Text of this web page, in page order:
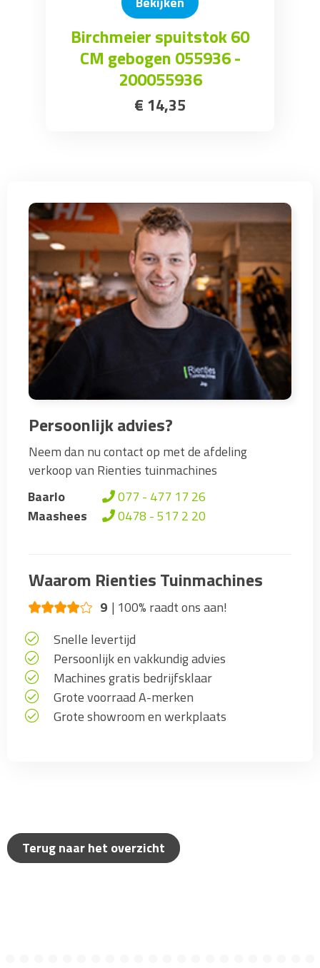
Birchmeier spuitstok 60
CM gebogen 055936 -
200055936
€ 14,35
Persoonlijk advies?
Neem dan nu contact op met de afdeling
verkoop van Rienties tuinmachines
Baarlo
077 - 477 17 26
Maashees
0478 - 517 2 20
Waarom Rienties Tuinmachines
9 100% raadt ons aan!
Snelle levertijd
Persoonlijk en vakkundig advies
Machines gratis bedrijfsklaar
Grote voorraad A-merken
Grote showroom en werkplaats
Terug naar het overzicht